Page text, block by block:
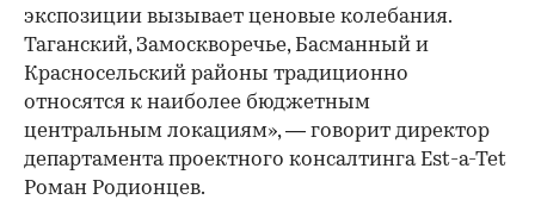
экспозиции вызывает ценовые колебания.
Таганский, Замоскворечье, Басманный и
Красносельский районы традиционно
относятся к наиболее бюджетным
центральным локациям», — говорит директор
департамента проектного консалтинга Est-a-Tet
Роман Родионцев.